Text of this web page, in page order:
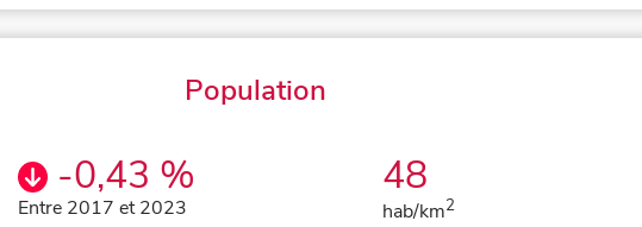
Population
-0,43 %
Entre 2017 et 2023
48
hab/km2